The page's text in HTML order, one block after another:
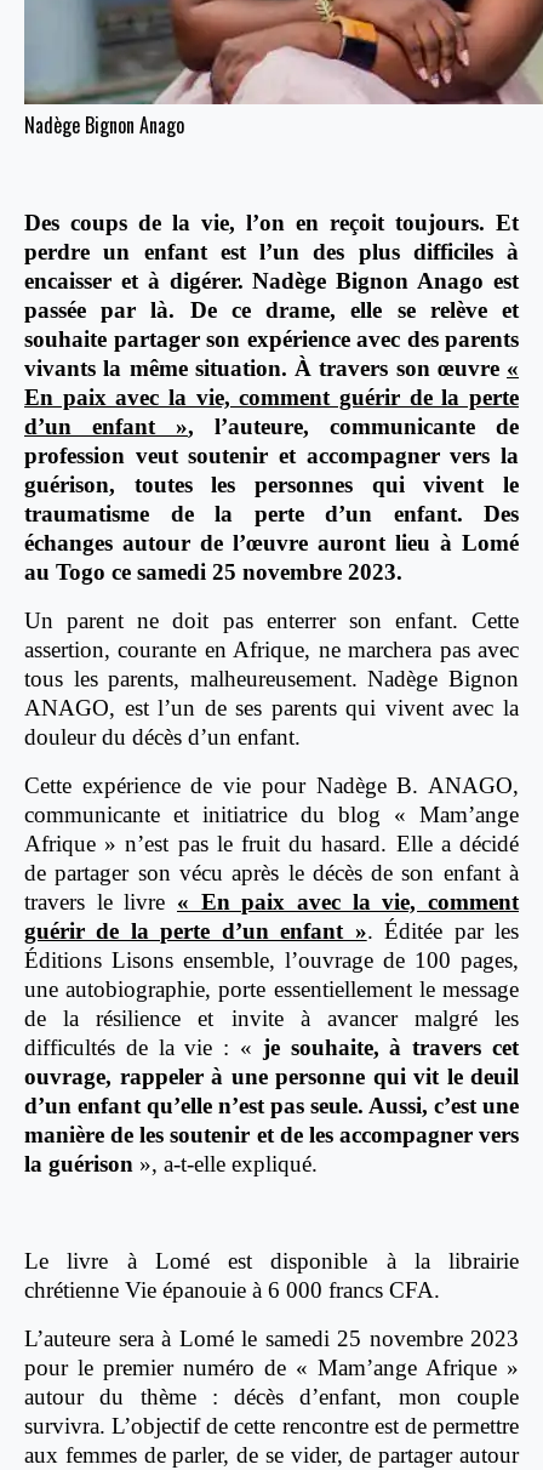
Nadège Bignon Anago
Des coups de la vie, l’on en reçoit toujours. Et
perdre un enfant est l’un des plus difficiles à
encaisser et à digérer. Nadège Bignon Anago est
passée par là. De ce drame, elle se relève et
souhaite partager son expérience avec des parents
vivants la même situation. À travers son œuvre «
En paix avec la vie, comment guérir de la perte
d’un enfant », l’auteure, communicante de
profession veut soutenir et accompagner vers la
guérison, toutes les personnes qui vivent le
traumatisme de la perte d’un enfant. Des
échanges autour de l’œuvre auront lieu à Lomé
au Togo ce samedi 25 novembre 2023.
Un parent ne doit pas enterrer son enfant. Cette
assertion, courante en Afrique, ne marchera pas avec
tous les parents, malheureusement. Nadège Bignon
ANAGO, est l’un de ses parents qui vivent avec la
douleur du décès d’un enfant.
Cette expérience de vie pour Nadège B. ANAGO,
communicante et initiatrice du blog « Mam’ange
Afrique » n’est pas le fruit du hasard. Elle a décidé
de partager son vécu après le décès de son enfant à
travers le livre « En paix avec la vie, comment
guérir de la perte d’un enfant ». Éditée par les
Éditions Lisons ensemble, l’ouvrage de 100 pages,
une autobiographie, porte essentiellement le message
de la résilience et invite à avancer malgré les
difficultés de la vie : « je souhaite, à travers cet
ouvrage, rappeler à une personne qui vit le deuil
d’un enfant qu’elle n’est pas seule. Aussi, c’est une
manière de les soutenir et de les accompagner vers
la guérison », a-t-elle expliqué.
Le livre à Lomé est disponible à la librairie
chrétienne Vie épanouie à 6 000 francs CFA.
L’auteure sera à Lomé le samedi 25 novembre 2023
pour le premier numéro de « Mam’ange Afrique »
autour du thème : décès d’enfant, mon couple
survivra. L’objectif de cette rencontre est de permettre
aux femmes de parler, de se vider, de partager autour